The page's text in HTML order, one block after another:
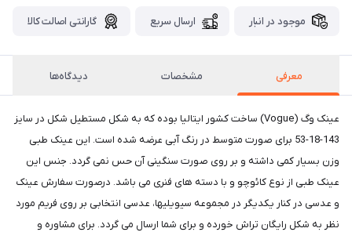
موجود در انبار ارسال سریع گارانتی اصالت کالا
معرفی مشخصات دیدگاه‌ها
عینک وگ (Vogue) ساخت کشور ایتالیا بوده که به شکل مستطیل شکل در سایز
143-18-53 برای صورت متوسط در رنگ آبی عرضه شده است. این عینک طبی
وزن بسیار کمی داشته و بر روی صورت سنگینی آن حس نمی گردد. جنس این
عینک طبی از نوع کائوچو و با دسته های فنری می باشد. درصورت سفارش عینک
و عدسی در کنار یکدیگر در مجموعه سیویلیها، عدسی انتخابی بر روی فریم مورد
نظر به شکل رایگان تراش خورده و برای شما ارسال می گردد. برای مشاوره و